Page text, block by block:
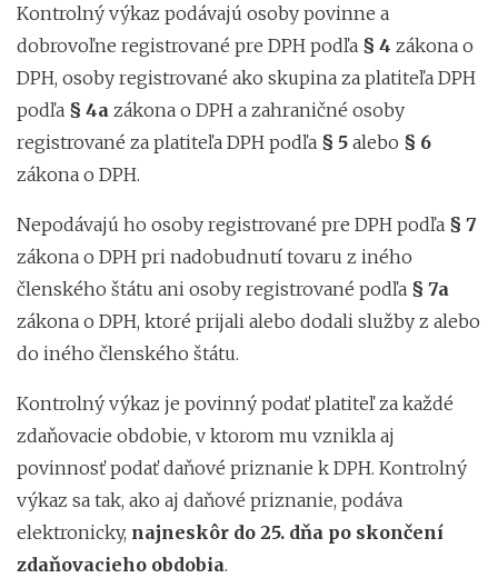
Kontrolný výkaz podávajú osoby povinne a
dobrovoľne registrované pre DPH podľa § 4 zákona o
DPH, osoby registrované ako skupina za platiteľa DPH
podľa § 4a zákona o DPH a zahraničné osoby
registrované za platiteľa DPH podľa § 5 alebo § 6
zákona o DPH.
Nepodávajú ho osoby registrované pre DPH podľa § 7
zákona o DPH pri nadobudnutí tovaru z iného
členského štátu ani osoby registrované podľa § 7a
zákona o DPH, ktoré prijali alebo dodali služby z alebo
do iného členského štátu.
Kontrolný výkaz je povinný podať platiteľ za každé
zdaňovacie obdobie, v ktorom mu vznikla aj
povinnosť podať daňové priznanie k DPH. Kontrolný
výkaz sa tak, ako aj daňové priznanie, podáva
elektronicky, najneskôr do 25. dňa po skončení
zdaňovacieho obdobia.